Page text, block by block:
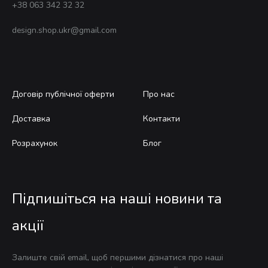
+38 063 342 32 32
design.shop.ukr@gmail.com
Договір публічної оферти
Доставка
Розрахунок
Про нас
Контакти
Блог
Підпишіться на наші новини та
акції
Залиште свій email, щоб першими дізнатися про наші